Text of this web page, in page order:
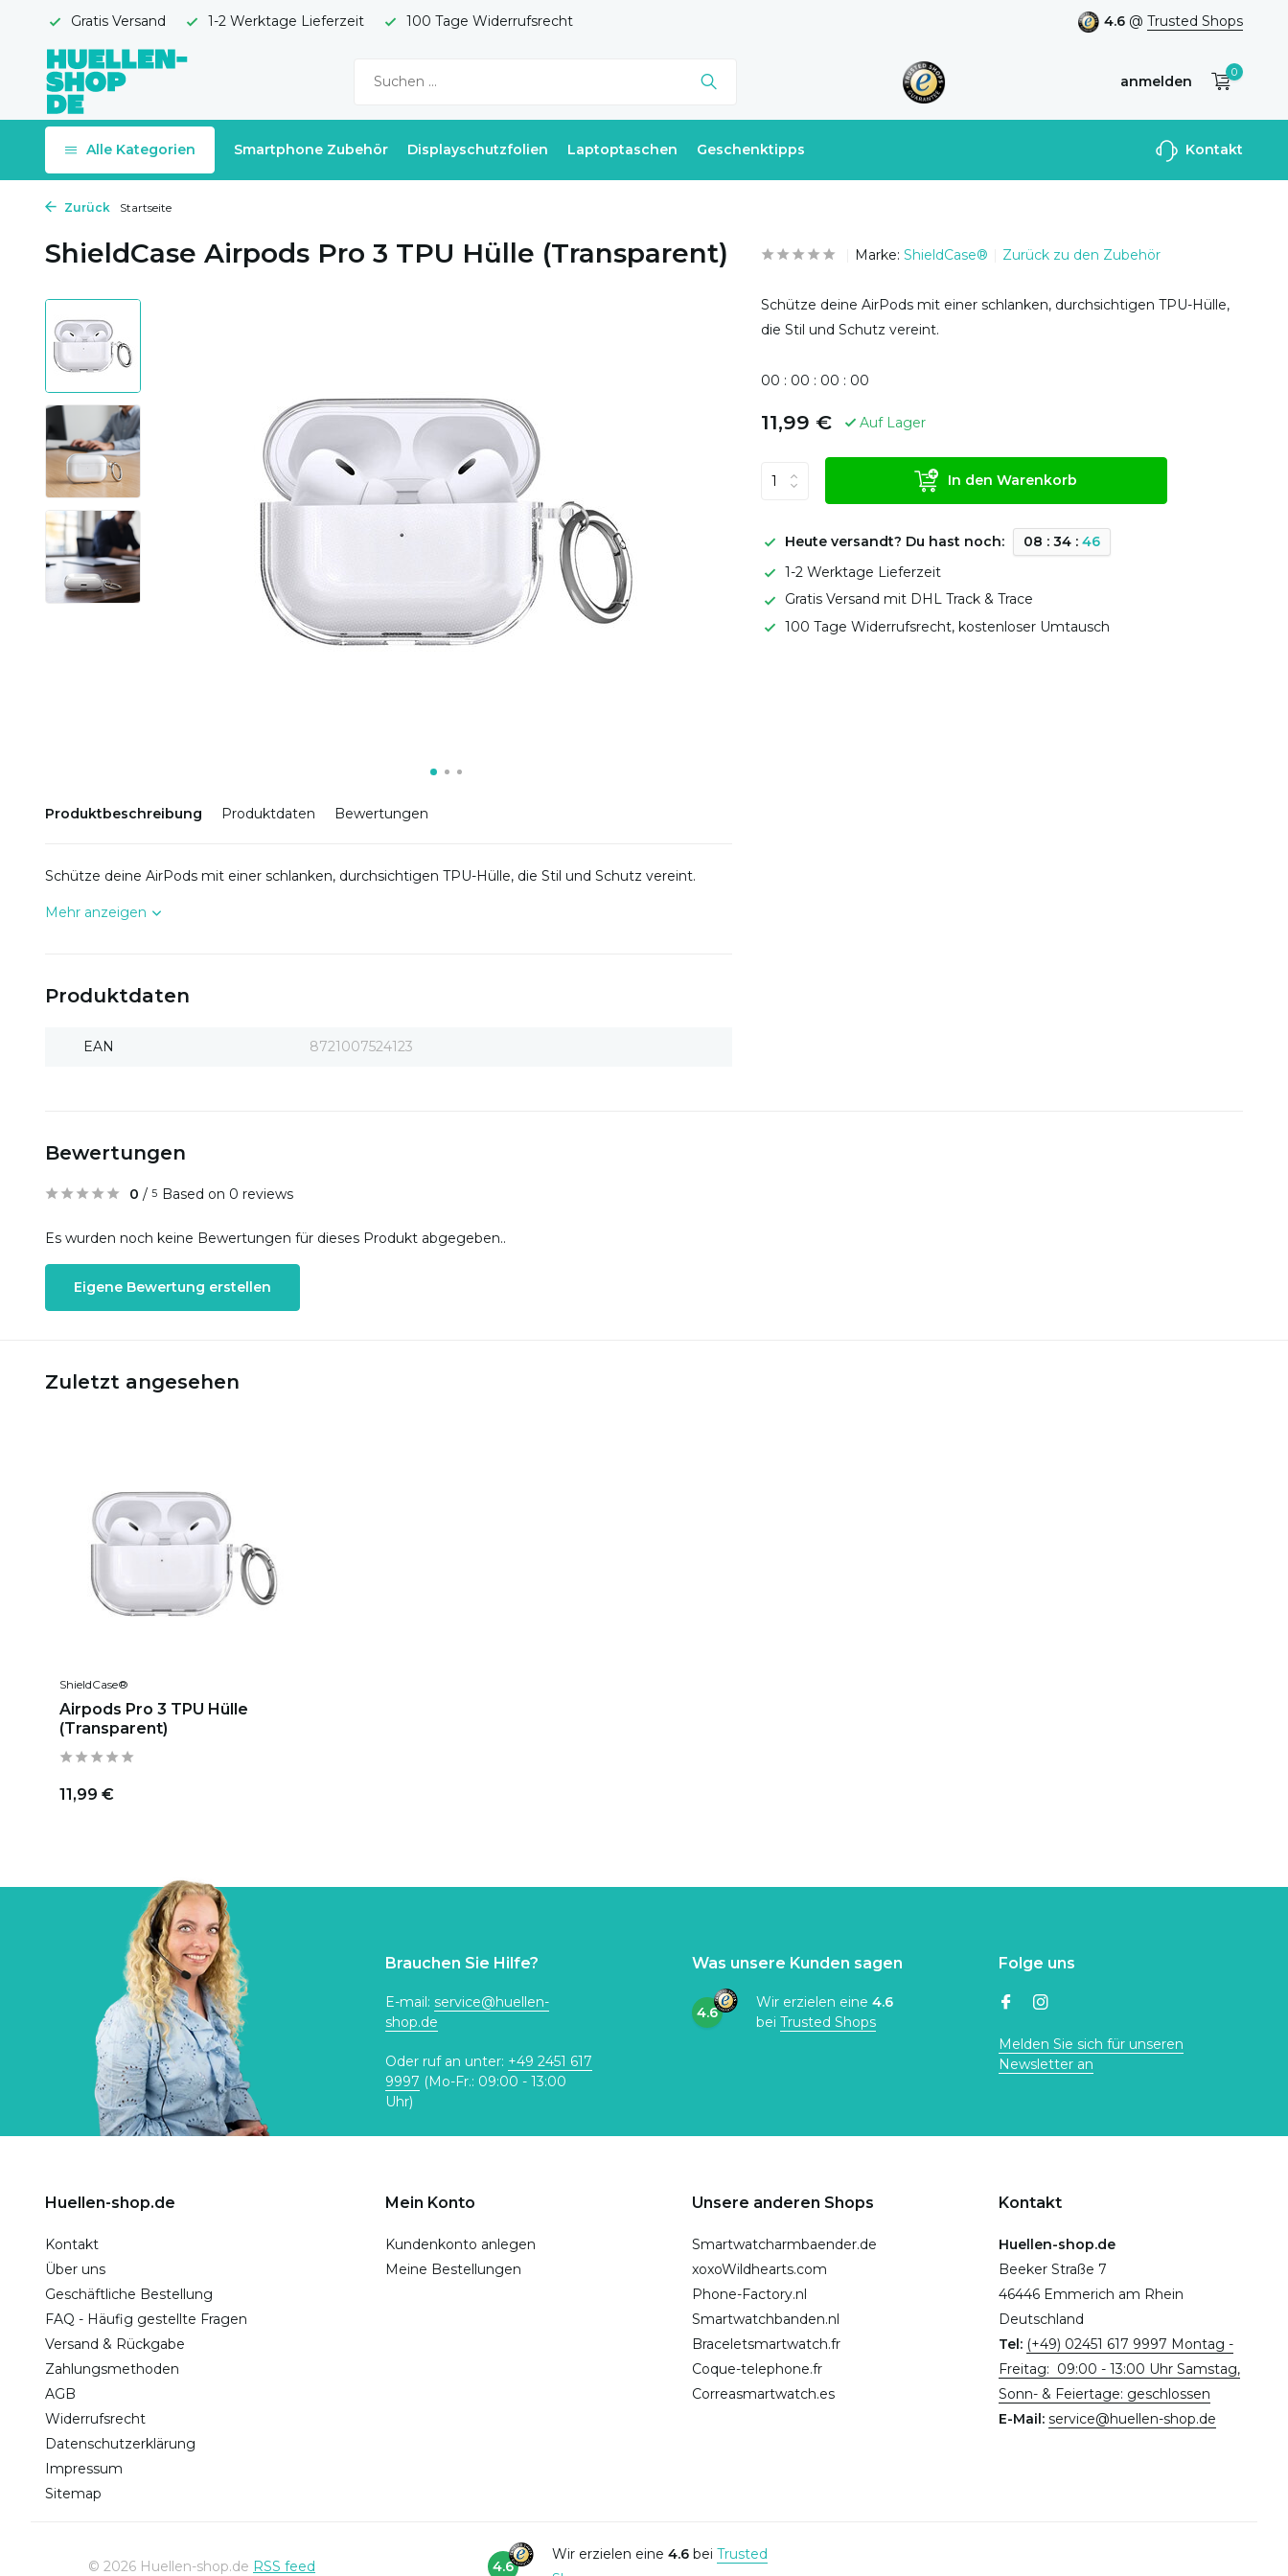
Gratis Versand 1-2 Werktage Lieferzeit 100 Tage Widerrufsrecht 4.6 @ Trusted Shops
anmelden
Benutzerkonto
0
Alle Kategorien Smartphone Zubehör Displayschutzfolien Laptoptaschen Geschenktipps Kontakt
Zurück Startseite
ShieldCase Airpods Pro 3 TPU Hülle (Transparent)
Produktbeschreibung Produktdaten Bewertungen
Schütze deine AirPods mit einer schlanken, durchsichtigen TPU-Hülle, die Stil und Schutz vereint.
Mehr anzeigen
Produktdaten
EAN 8721007524123
Marke: ShieldCase® Zurück zu den Zubehör
Schütze deine AirPods mit einer schlanken, durchsichtigen TPU-Hülle,
die Stil und Schutz vereint.
00 : 00 : 00 : 00
11,99 € Auf Lager
In den Warenkorb
Heute versandt? Du hast noch: 08 : 34: 45
1-2 Werktage Lieferzeit
Gratis Versand mit DHL Track & Trace
100 Tage Widerrufsrecht, kostenloser Umtausch
Bewertungen
0 / 5 Based on 0 reviews
Es wurden noch keine Bewertungen für dieses Produkt abgegeben..
Eigene Bewertung erstellen
Zuletzt angesehen
ShieldCase®
Airpods Pro 3 TPU Hülle
(Transparent)
11,99 €
Brauchen Sie Hilfe?
E-mail: service@huellen-
shop.de
Oder ruf an unter: +49 2451 617
9997 (Mo-Fr.: 09:00 - 13:00
Uhr)
Was unsere Kunden sagen
4.6
Wir erzielen eine 4.6
bei Trusted Shops
Folge uns
Melden Sie sich für unseren
Newsletter an
Huellen-shop.de
Kontakt
Über uns
Geschäftliche Bestellung
FAQ - Häufig gestellte Fragen
Versand & Rückgabe
Zahlungsmethoden
AGB
Widerrufsrecht
Datenschutzerklärung
Impressum
Sitemap
Mein Konto
Kundenkonto anlegen
Meine Bestellungen
Unsere anderen Shops
Smartwatcharmbaender.de
xoxoWildhearts.com
Phone-Factory.nl
Smartwatchbanden.nl
Braceletsmartwatch.fr
Coque-telephone.fr
Correasmartwatch.es
Kontakt
Huellen-shop.de
Beeker Straße 7
46446 Emmerich am Rhein
Deutschland
Tel: (+49) 02451 617 9997 Montag -
Freitag: 09:00 - 13:00 Uhr Samstag,
Sonn- & Feiertage: geschlossen
E-Mail: service@huellen-shop.de
© 2026 Huellen-shop.de RSS feed 4.6
Wir erzielen eine 4.6bei Trusted